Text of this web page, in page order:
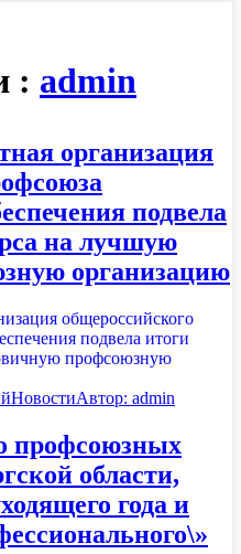
: admin
организация
подвела
на лучшую
организацию
НовостиАвтор: admin
профсоюзных
области,
года и